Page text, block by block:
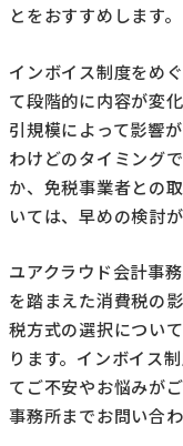
とをおすすめします。
インボイス制度をめ
て段階的に内容が変
引規模によって影響
わけどのタイミング
か、免税事業者との
いては、早めの検討
ユアクラウド会計事
を踏まえた消費税の
税方式の選択につい
ります。インボイス
てご不安やお悩みが
事務所までお問い合わ